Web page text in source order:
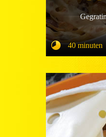
40 minuten